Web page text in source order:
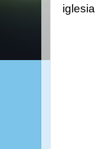
iglesia